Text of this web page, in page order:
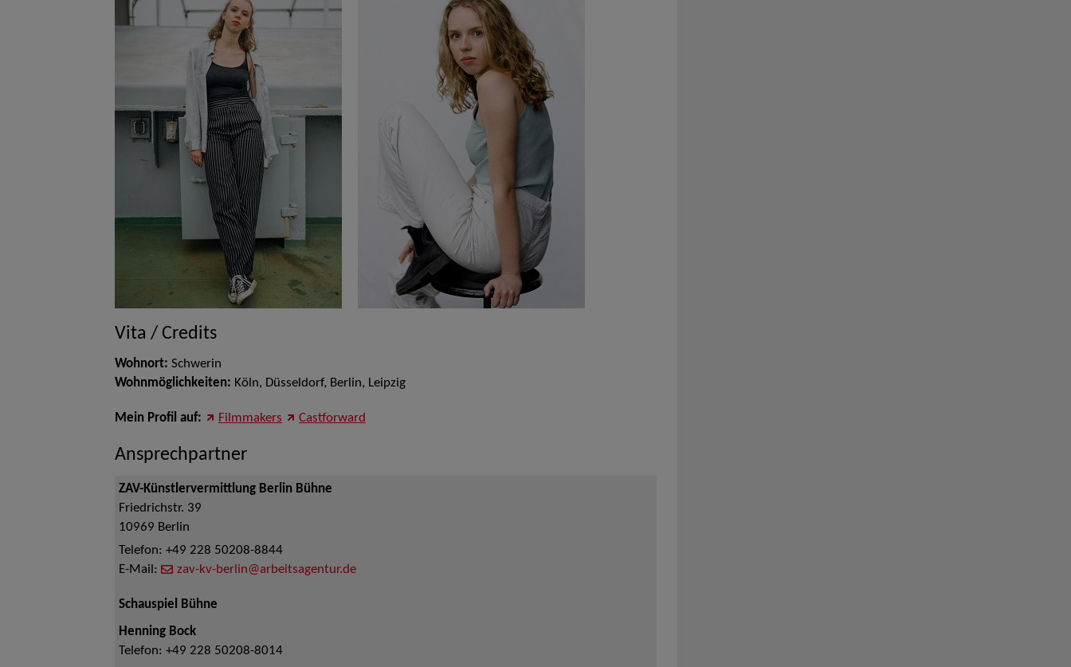
Vita / Credits
Wohnort: Schwerin
Wohnmöglichkeiten: Köln, Düsseldorf, Berlin, Leipzig
Mein Profil auf: Filmmakers Castforward
Ansprechpartner
ZAV-Künstlervermittlung Berlin Bühne
Friedrichstr. 39
10969 Berlin
Telefon: +49 228 50208-8844
E-Mail:
zav-kv-berlin@arbeitsagentur.de
Schauspiel Bühne
Henning Bock
Telefon: +49 228 50208-8014